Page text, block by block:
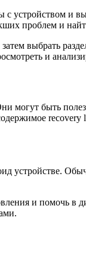
устройством и
проблем и
выбрать
и
могут быть
устройстве.
и помочь